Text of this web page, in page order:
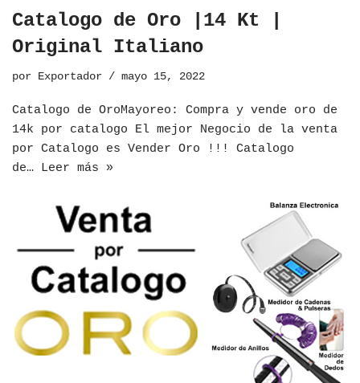
Catalogo de Oro |14 Kt |
Original Italiano
por Exportador mayo 15, 2022
​Catalogo de OroMayoreo: Compra y vende oro de
14k por catalogo El mejor Negocio de la venta
por Catalogo es Vender Oro !!! Catalogo
de… Leer más »